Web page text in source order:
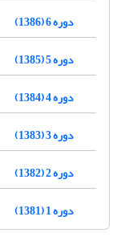
دوره 6 (1386)
دوره 5 (1385)
دوره 4 (1384)
دوره 3 (1383)
دوره 2 (1382)
دوره 1 (1381)